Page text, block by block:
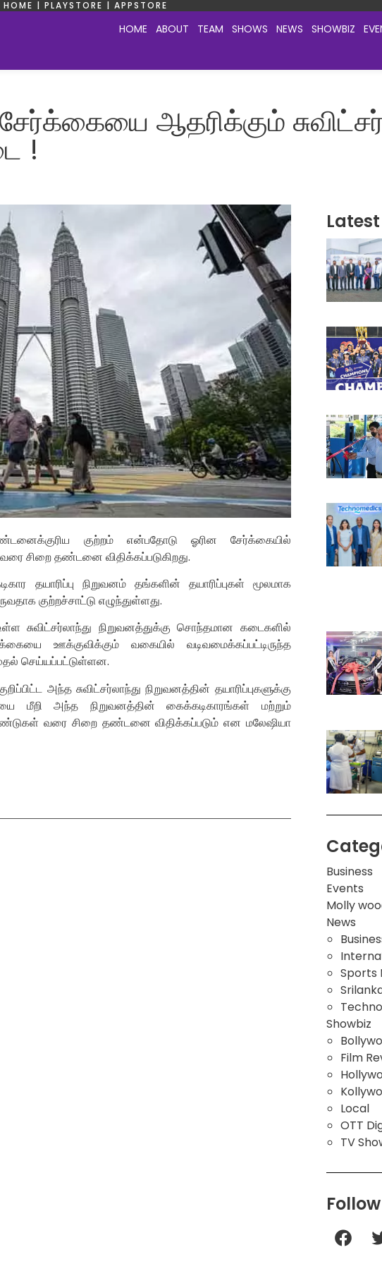
| PLAYSTORE | APPSTORE
HOME ABOUT TEAM SHOWS NEWS SHOWBIZ
ஆதரிக்கும்
!
குற்றம் என்பதோடு ஓரின சேர்க்கையில்
சிறை தண்டனை விதிக்கப்படுகிறது.
தயாரிப்பு நிறுவனம் தங்களின் தயாரிப்புகள் மூலமாக
குற்றச்சாட்டு எழுந்துள்ளது.
சுவிட்சர்லாந்து நிறுவனத்துக்கு சொந்தமான கடைகளில்
ஊக்குவிக்கும் வகையில் வடிவமைக்கப்பட்டிருந்த
செய்யப்பட்டுள்ளன.
அந்த சுவிட்சர்லாந்து நிறுவனத்தின் தயாரிப்புகளுக்கு
மீறி அந்த நிறுவனத்தின் கைக்கடிகாரங்கள் மற்றும்
வரை சிறை தண்டனை விதிக்கப்படும் என மலேஷியா
Business
Events
Molly
News
Sports
Showbiz
Film
Local
OTT
TV